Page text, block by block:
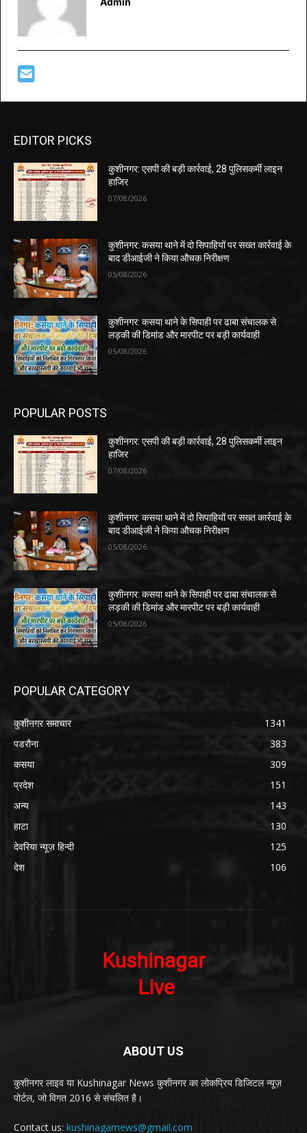
EDITOR PICKS
कुशीनगर: एसपी की बड़ी कार्रवाई, 28 पुलिसकर्मी लाइन
हाजिर
07/08/2026
कुशीनगर: कसया थाने में दो सिपाहियों पर सख्त कार्रवाई के
बाद डीआईजी ने किया औचक निरीक्षण
05/08/2026
कुशीनगर: कसया थाने के सिपाही पर ढाबा संचालक से
लड़की की डिमांड और मारपीट पर बड़ी कार्यवाही
05/08/2026
POPULAR POSTS
कुशीनगर: एसपी की बड़ी कार्रवाई, 28 पुलिसकर्मी लाइन
हाजिर
07/08/2026
कुशीनगर: कसया थाने में दो सिपाहियों पर सख्त कार्रवाई के
बाद डीआईजी ने किया औचक निरीक्षण
05/08/2026
कुशीनगर: कसया थाने के सिपाही पर ढाबा संचालक से
लड़की की डिमांड और मारपीट पर बड़ी कार्यवाही
05/08/2026
POPULAR CATEGORY
कुशीनगर समाचार
1341
पडरौना
383
कसया
309
प्रदेश
151
अन्य
143
हाटा
130
देवरिया न्यूज़ हिन्दी
125
देश
106
ABOUT US
कुशीनगर लाइव या Kushinagar News कुशीनगर का लोकप्रिय डिजिटल न्यूज़
पोर्टल, जो विगत 2016 से संचलित है।
Contact us: kushinagarnews@gmail.com